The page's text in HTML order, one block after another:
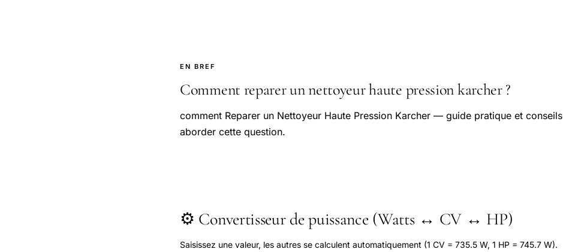
EN BREF
Comment reparer un nettoyeur haute pression karcher ?
comment Reparer un Nettoyeur Haute Pression Karcher — guide pratique et
aborder cette question.
⚙️ Convertisseur de puissance (Watts ↔ CV ↔ HP)
Saisissez une valeur, les autres se calculent automatiquement (1 CV = 735.5 W, 1 HP = 745.7 W).